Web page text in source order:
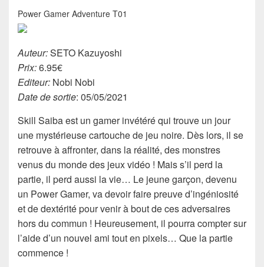
Power Gamer Adventure T01
Auteur:SETO Kazuyoshi
Prix:6.95€
Editeur: Nobi Nobi
Date de sortie: 05/05/2021
Skill Saiba est un gamer invétéré qui trouve un jour
une mystérieuse cartouche de jeu noire. Dès lors, il se
retrouve à affronter, dans la réalité, des monstres
venus du monde des jeux vidéo ! Mais s’il perd la
partie, il perd aussi la vie… Le jeune garçon, devenu
un Power Gamer, va devoir faire preuve d’ingéniosité
et de dextérité pour venir à bout de ces adversaires
hors du commun ! Heureusement, il pourra compter sur
l’aide d’un nouvel ami tout en pixels… Que la partie
commence !